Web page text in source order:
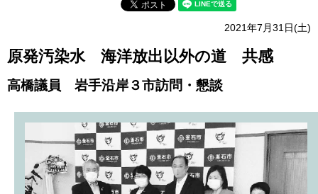
2021年7月31日(土)
原発汚染水 海洋放出以外の道 共感
高橋議員 岩手沿岸３市訪問・懇談